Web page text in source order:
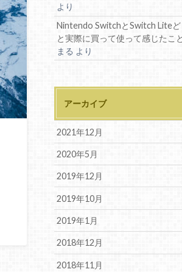
より
Nintendo SwitchとSwitch Lite
と実際に買って使って感じたこ
まる より
アーカイブ
2021年12月
2020年5月
2019年12月
2019年10月
2019年1月
2018年12月
2018年11月